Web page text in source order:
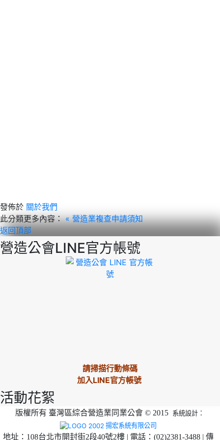
發佈於 關於我們
此分類更多內容： « 營造業複查申請須知
返回頂部
營造公會LINE官方帳號
請掃描行動條碼
加入LINE官方帳號
活動花絮
版權所有 臺灣區綜合營造業同業公會 © 2015 系統設計：
揚宏系統有限公司
地址：108台北市開封街2段40號2樓 | 電話：(02)2381-3488 | 傳